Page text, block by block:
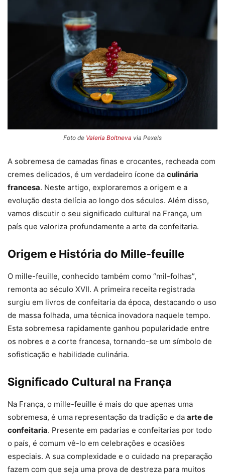
Foto de Valeria Boltneva via Pexels
A sobremesa de camadas finas e crocantes, recheada com
cremes delicados, é um verdadeiro ícone da culinária
francesa. Neste artigo, exploraremos a origem e a
evolução desta delícia ao longo dos séculos. Além disso,
vamos discutir o seu significado cultural na França, um
país que valoriza profundamente a arte da confeitaria.
Origem e História do Mille-feuille
O mille-feuille, conhecido também como “mil-folhas”,
remonta ao século XVII. A primeira receita registrada
surgiu em livros de confeitaria da época, destacando o uso
de massa folhada, uma técnica inovadora naquele tempo.
Esta sobremesa rapidamente ganhou popularidade entre
os nobres e a corte francesa, tornando-se um símbolo de
sofisticação e habilidade culinária.
Significado Cultural na França
Na França, o mille-feuille é mais do que apenas uma
sobremesa, é uma representação da tradição e da arte de
confeitaria. Presente em padarias e confeitarias por todo
o país, é comum vê-lo em celebrações e ocasiões
especiais. A sua complexidade e o cuidado na preparação
fazem com que seja uma prova de destreza para muitos